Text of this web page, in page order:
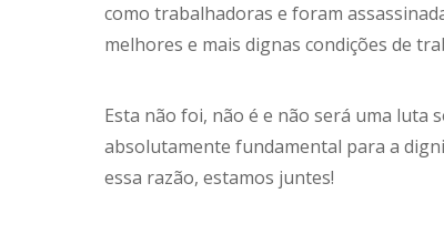
como trabalhadoras e foram
melhores e mais dignas condições de
Esta não foi, não é e não será uma luta
absolutamente fundamental para a
essa razão, estamos juntes!